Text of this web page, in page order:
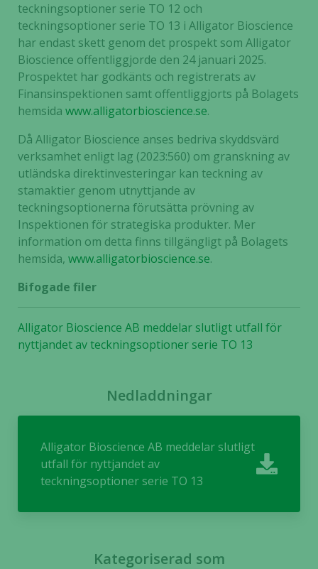
teckningsoptioner serie TO 12 och
teckningsoptioner serie TO 13 i Alligator Bioscience
har endast skett genom det prospekt som Alligator
Bioscience offentliggjorde den 24 januari 2025.
Prospektet har godkänts och registrerats av
Finansinspektionen samt offentliggjorts på Bolagets
hemsida www.alligatorbioscience.se.
Då Alligator Bioscience anses bedriva skyddsvärd
verksamhet enligt lag (2023:560) om granskning av
utländska direktinvesteringar kan teckning av
stamaktier genom utnyttjande av
teckningsoptionerna förutsätta prövning av
Inspektionen för strategiska produkter. Mer
information om detta finns tillgängligt på Bolagets
hemsida, www.alligatorbioscience.se.
Bifogade filer
Alligator Bioscience AB meddelar slutligt utfall för
nyttjandet av teckningsoptioner serie TO 13
Nedladdningar
Alligator Bioscience AB meddelar slutligt
utfall för nyttjandet av
teckningsoptioner serie TO 13
Kategoriserad som
funktionalitet
och
uppbyggnad,
baserat på
hur hemsidan
används.
Upplevelse
För att vår
hemsida ska
bra som
möjligt
under ditt
besök. Om
du nekar de
funktionalitet
att försvinna
från
Marknadsföring
intressen och ditt
beteende när du
surfar ökar du
personligt